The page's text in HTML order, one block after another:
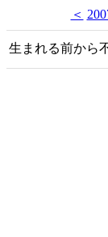
＜
生まれる前から